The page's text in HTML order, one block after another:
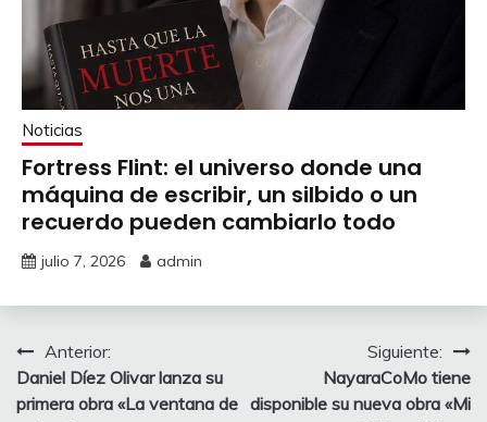
Noticias
Fortress Flint: el universo donde una
máquina de escribir, un silbido o un
recuerdo pueden cambiarlo todo
julio 7, 2026 admin
Navegación
de
Anterior:
Daniel Díez Olivar lanza su
primera obra «La ventana de
Siguiente:
NayaraCoMo tiene
disponible su nueva obra «Mi